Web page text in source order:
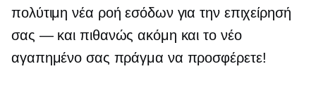
πολύτιμη νέα ροή εσόδων για την επιχείρησή
σας — και πιθανώς ακόμη και το νέο
αγαπημένο σας πράγμα να προσφέρετε!